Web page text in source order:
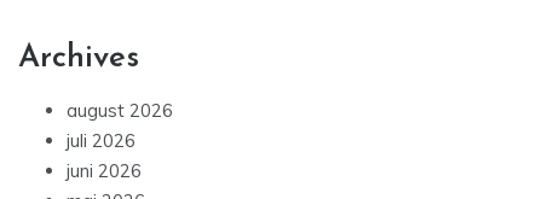
Archives
august 2026
juli 2026
juni 2026